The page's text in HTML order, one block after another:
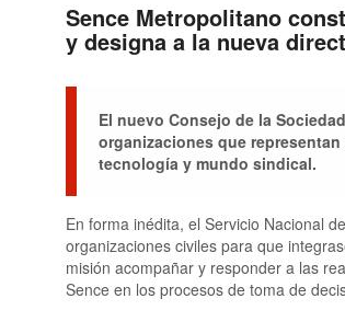
Sence Metropolitano
y designa a la nueva
El nuevo Consejo de la
organizaciones que
tecnología y mundo sindical.
En forma inédita, el Servicio Nacional
organizaciones civiles para que
misión acompañar y responder a las
Sence en los procesos de toma de